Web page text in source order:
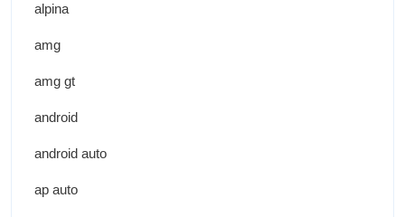
alpina
amg
amg gt
android
android auto
ap auto